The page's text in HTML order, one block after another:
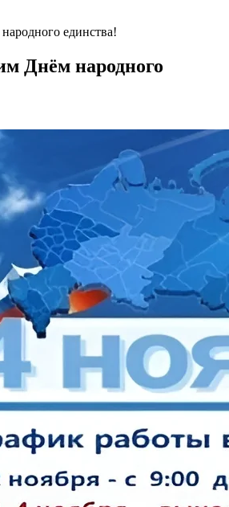
единства!
Днём народного